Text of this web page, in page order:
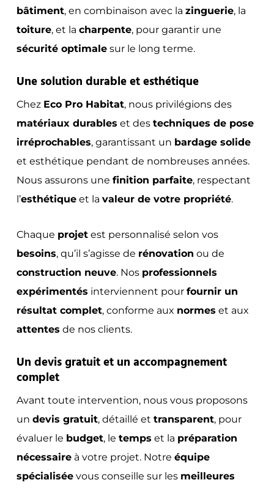
bâtiment, en combinaison avec la zinguerie, la
toiture, et la charpente, pour garantir une
sécurité optimalesur le long terme.
Une solution durable et esthétique
Chez Eco Pro Habitat, nous privilégions des
matériaux durables et des techniques de pose
irréprochables, garantissant un bardage solide
et esthétique pendant de nombreuses années.
Nous assurons une finition parfaite, respectant
l’esthétiqueet la valeur de votre propriété.
Chaque projetest personnalisé selon vos
besoins, qu’il s’agisse de rénovation ou de
construction neuve. Nos professionnels
expérimentés interviennent pour fournir un
résultat complet, conforme aux normes et aux
attentes de nos clients.
Un devis gratuit et un accompagnement
complet
Avant toute intervention, nous vous proposons
un devis gratuit, détaillé et transparent, pour
évaluer le budget, le temps et la préparation
nécessaireà votre projet. Notre équipe
spécialiséevous conseille sur les meilleures